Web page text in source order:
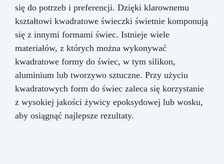
się do potrzeb i preferencji. Dzięki klarownemu
kształtowi kwadratowe świeczki świetnie komponują
się z innymi formami świec. Istnieje wiele
materiałów, z których można wykonywać
kwadratowe formy do świec, w tym silikon,
aluminium lub tworzywo sztuczne. Przy użyciu
kwadratowych form do świec zaleca się korzystanie
z wysokiej jakości żywicy epoksydowej lub wosku,
aby osiągnąć najlepsze rezultaty.